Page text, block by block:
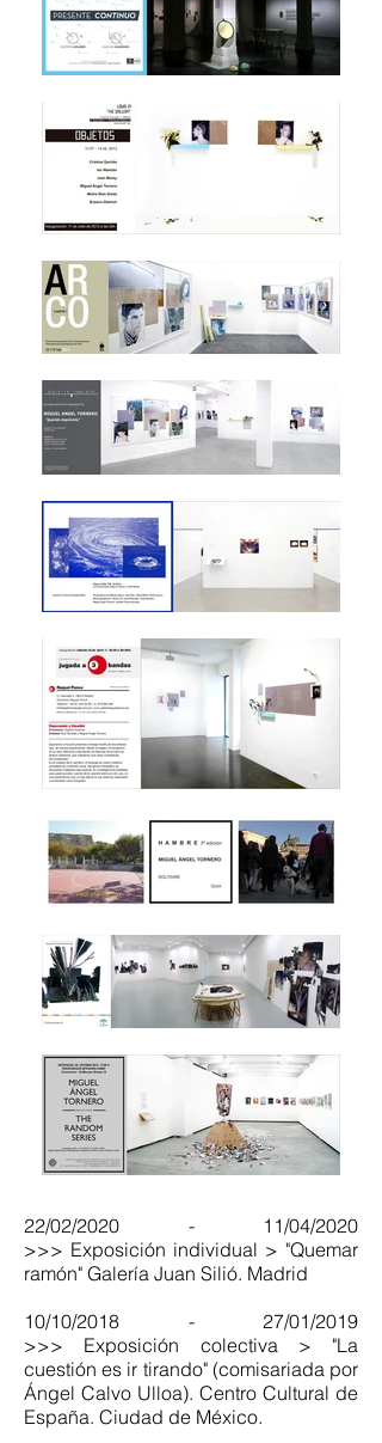
22/02/2020 - 11/04/2020
>>> Exposición individual > "Quemar
ramón" Galería Juan Silió. Madrid
10/10/2018 - 27/01/2019
>>> Exposición colectiva > "La
cuestión es ir tirando" (comisariada por
Ángel Calvo Ulloa). Centro Cultural de
España. Ciudad de México.